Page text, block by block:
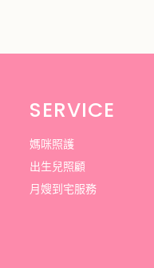
SERVICE
媽咪照護
出生兒照顧
月嫂到宅服務